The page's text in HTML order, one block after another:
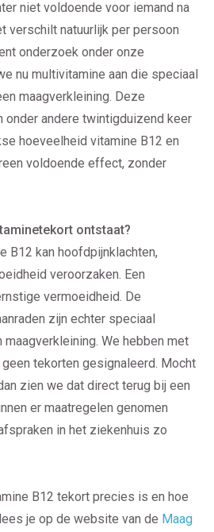
niet voldoende voor iemand na
verschilt natuurlijk per persoon
onderzoek onder onze
nu multivitamine aan die speciaal
maagverkleining. Deze
onder andere twintigduizend keer
hoeveelheid vitamine B12 en
voldoende effect, zonder
ontstaat?
B12 kan hoofdpijnklachten,
veroorzaken. Een
vermoeidheid. De
zijn echter speciaal
We hebben met
tekorten gesignaleerd. Mocht
zien we dat direct terug bij een
er maatregelen genomen
in het ziekenhuis zo
B12 tekort precies is en hoe
je op de website van de Maag